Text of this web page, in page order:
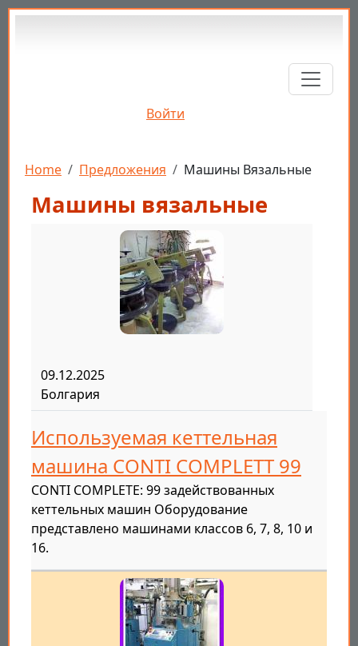
Перейти к основному содержанию
Войти
Строка навигации
Home Предложения Машины Вязальные
Машины вязальные
09.12.2025
Болгария
Используемая кеттельная
машина CONTI COMPLETT 99
CONTI COMPLETE: 99 задействованных
кеттельных машин Оборудование
представлено машинами классов 6, 7, 8, 10 и
16.